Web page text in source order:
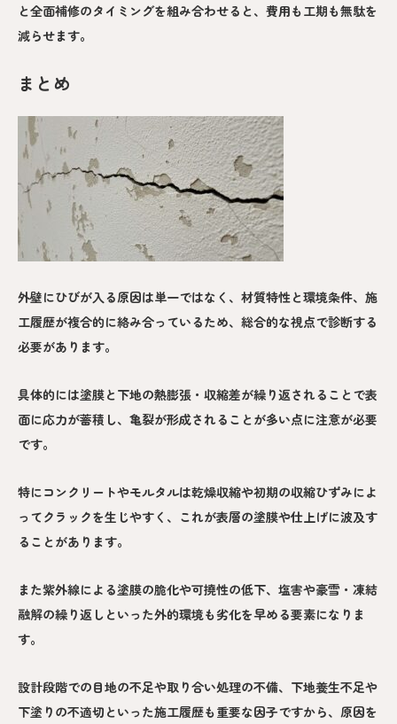
と全面補修のタイミングを組み合わせると、費用も工期も無駄を
減らせます。
まとめ
外壁にひびが入る原因は単一ではなく、材質特性と環境条件、施
工履歴が複合的に絡み合っているため、総合的な視点で診断する
必要があります。
具体的には塗膜と下地の熱膨張・収縮差が繰り返されることで表
面に応力が蓄積し、亀裂が形成されることが多い点に注意が必要
です。
特にコンクリートやモルタルは乾燥収縮や初期の収縮ひずみによ
ってクラックを生じやすく、これが表層の塗膜や仕上げに波及す
ることがあります。
また紫外線による塗膜の脆化や可撓性の低下、塩害や豪雪・凍結
融解の繰り返しといった外的環境も劣化を早める要素になりま
す。
設計段階での目地の不足や取り合い処理の不備、下地養生不足や
下塗りの不適切といった施工履歴も重要な因子ですから、原因を